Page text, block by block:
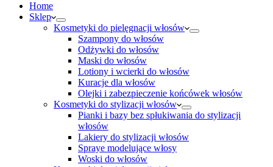
Home
Sklep
Kosmetyki do pielęgnacji włosów
Szampony do włosów
Odżywki do włosów
Maski do włosów
Lotiony i wcierki do włosów
Kuracje dla włosów
Olejki i zabezpieczenie końcówek włosów
Kosmetyki do stylizacji włosów
Pianki i bazy bez spłukiwania do stylizacji
włosów
Lakiery do stylizacji włosów
Spraye modelujące włosy
Woski do włosów